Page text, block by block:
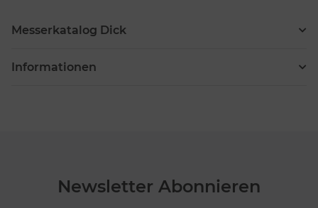
Messerkatalog Dick
Informationen
Newsletter Abonnieren